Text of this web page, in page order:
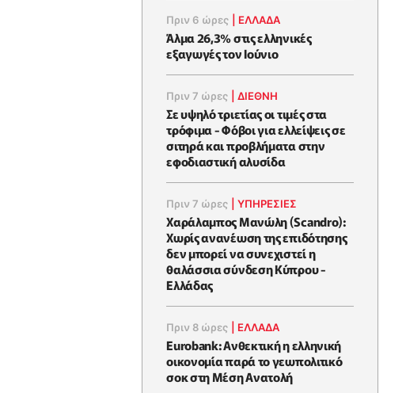
Πριν 6 ώρες ΕΛΛΆΔΑ
Άλμα 26,3% στις ελληνικές
εξαγωγές τον Ιούνιο
Πριν 7 ώρες |ΔΙΕΘΝΗ
Σε υψηλό τριετίας οι τιμές στα
τρόφιμα - Φόβοι για ελλείψεις σε
σιτηρά και προβλήματα στην
εφοδιαστική αλυσίδα
Πριν 7 ώρες |ΥΠΗΡΕΣΙΕΣ
Χαράλαμπος Μανώλη (Scandro):
Χωρίς ανανέωση της επιδότησης
δεν μπορεί να συνεχιστεί η
θαλάσσια σύνδεση Κύπρου -
Ελλάδας
Πριν 8 ώρες ΕΛΛΆΔΑ
Eurobank: Ανθεκτική η ελληνική
οικονομία παρά το γεωπολιτικό
σοκ στη Μέση Ανατολή